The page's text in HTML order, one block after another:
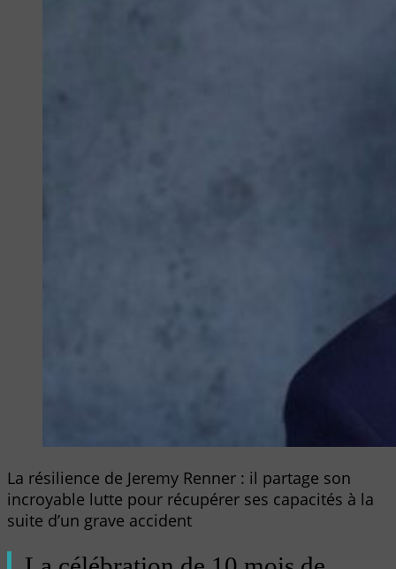
La résilience de Jeremy Renner : il partage son
incroyable lutte pour récupérer ses capacités à la
suite d’un grave accident